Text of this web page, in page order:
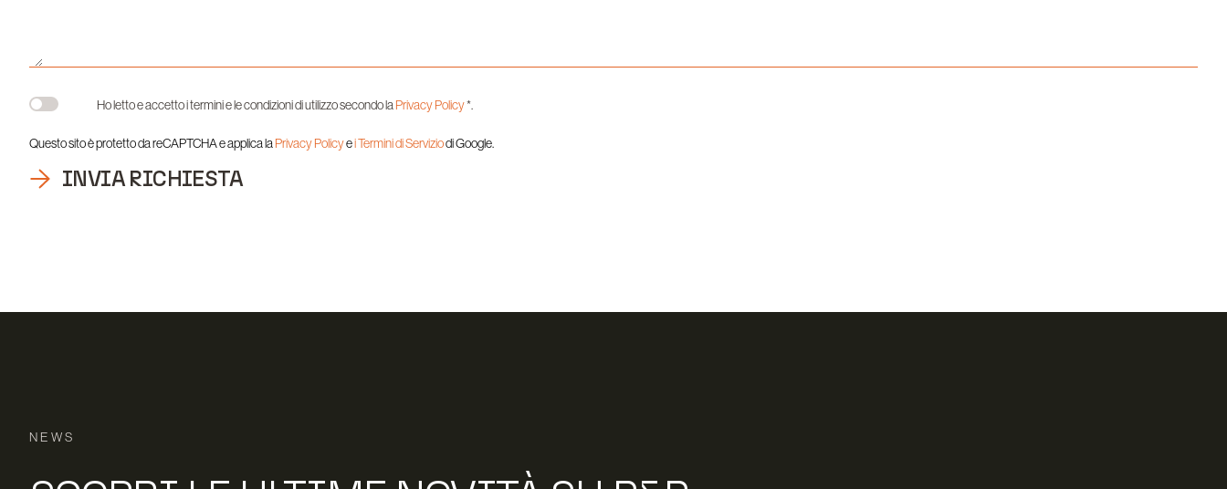
Ho letto e accetto i termini e le condizioni di utilizzo secondo laPrivacy Policy*.
Questo sito è protetto da reCAPTCHA e applica laPrivacy Policyei Termini di Serviziodi Google.
INVIA RICHIESTA
NEWS